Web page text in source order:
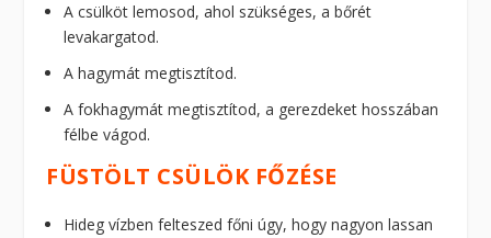
A csülköt lemosod, ahol szükséges, a bőrét
levakargatod.
A hagymát megtisztítod.
A fokhagymát megtisztítod, a gerezdeket hosszában
félbe vágod.
FÜSTÖLT CSÜLÖK FŐZÉSE
Hideg vízben felteszed főni úgy, hogy nagyon lassan